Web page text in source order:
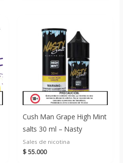
Cush Man Grape High Mint
salts 30 ml – Nasty
Sales de nicotina
$55.000